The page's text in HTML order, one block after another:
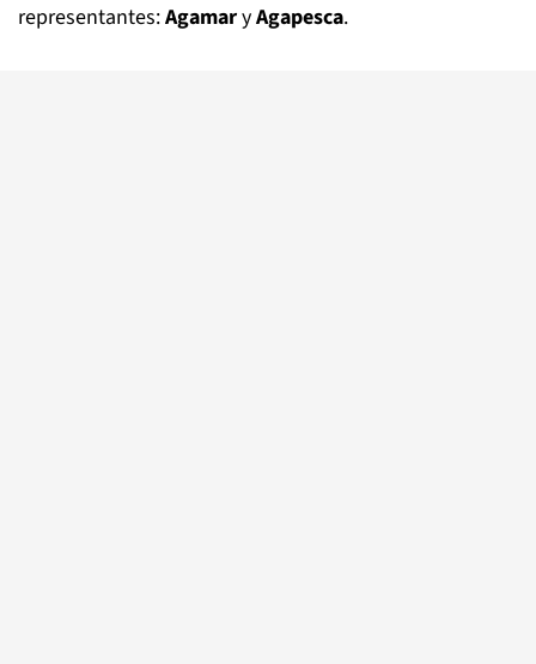
representantes:AgamaryAgapesca.